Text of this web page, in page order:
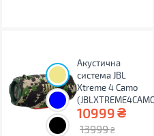
Акустична
система JBL
Xtreme 4 Camo
10999₴
13999 ₴